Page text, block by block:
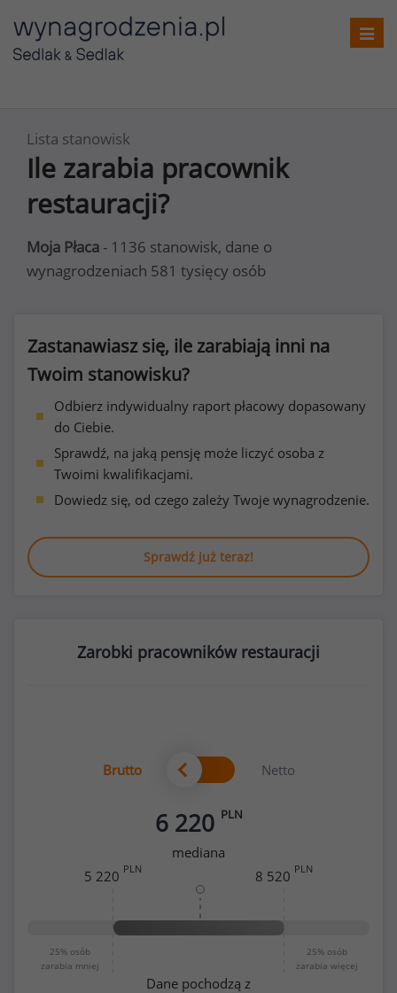
Lista stanowisk
Ile zarabia pracownik
restauracji?
Moja Płaca - 1136 stanowisk, dane o
wynagrodzeniach 581 tysięcy osób
Zastanawiasz się, ile zarabiają inni na
Twoim stanowisku?
Odbierz indywidualny raport płacowy dopasowany
do Ciebie.
Sprawdź, na jaką pensję może liczyć osoba z
Twoimi kwalifikacjami.
Dowiedz się, od czego zależy Twoje wynagrodzenie.
Sprawdź już teraz!
Zarobki pracowników restauracji
Brutto Netto
6 220 PLN
mediana
25% osób
zarabia mniej
25% osób
zarabia więcej
5 220 PLN 8 520 PLN
Dane pochodzą z